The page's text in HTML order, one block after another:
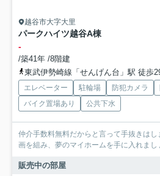
越谷市大字大里
パークハイツ越谷A棟
-
/築41年 /8階建
東武伊勢崎線「せんげん台」駅 徒歩
エレベーター 駐輪場 防犯カメラ
バイク置場あり
公共下水
仲介手数料無料だからと言って手抜きは
画を組み、夢のマイホームを手に入れまし
販売中の部屋